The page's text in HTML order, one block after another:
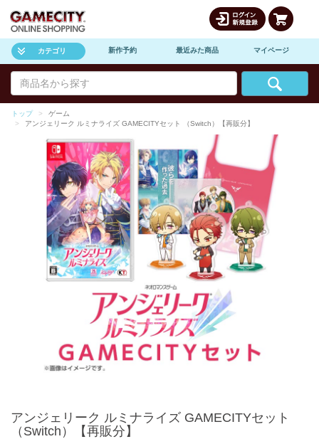
カテゴリ 新作予約 最近みた商品 マイページ
トップ
ゲーム
アンジェリーク ルミナライズ GAMECITYセット （Switch）【再販分】
アンジェリーク ルミナライズ GAMECITYセット
（Switch）【再販分】